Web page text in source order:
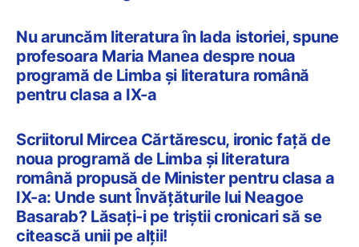
Nu aruncăm literatura în lada istoriei, spune
profesoara Maria Manea despre noua
programă de Limba și literatura română
pentru clasa a IX-a
Scriitorul Mircea Cărtărescu, ironic față de
noua programă de Limba și literatura
română propusă de Minister pentru clasa a
IX-a: Unde sunt Învățăturile lui Neagoe
Basarab? Lăsați-i pe triștii cronicari să se
citească unii pe alții!